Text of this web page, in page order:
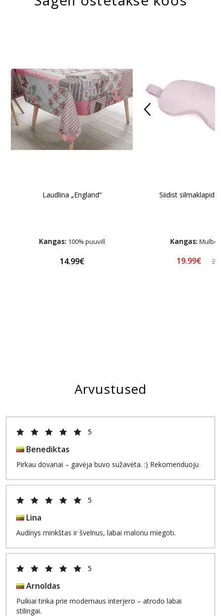
Laudlina „England“
Kangas: 100% puuvill
14.99€
Siidist silmaklapid
Kangas:
19.99€
Arvustused
5
Benediktas
Pirkau dovanai – gavėja buvo sužavėta. :) Rekomenduoju
5
Lina
Audinys minkštas ir švelnus, labai malonu miegoti.
5
Arnoldas
Puikiai tinka prie modernaus interjero – atrodo labai
stilingai.